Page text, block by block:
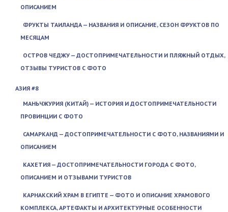
ОПИСАНИЕМ
ФРУКТЫ ТАИЛАНДА — НАЗВАНИЯ И ОПИСАНИЕ, СЕЗОН ФРУКТОВ ПО
МЕСЯЦАМ
ОСТРОВ ЧЕДЖУ — ДОСТОПРИМЕЧАТЕЛЬНОСТИ И ПЛЯЖНЫЙ ОТДЫХ,
ОТЗЫВЫ ТУРИСТОВ С ФОТО
АЗИЯ #8
МАНЬЧЖУРИЯ (КИТАЙ) — ИСТОРИЯ И ДОСТОПРИМЕЧАТЕЛЬНОСТИ
ПРОВИНЦИИ С ФОТО
САМАРКАНД — ДОСТОПРИМЕЧАТЕЛЬНОСТИ С ФОТО, НАЗВАНИЯМИ И
ОПИСАНИЕМ
КАХЕТИЯ — ДОСТОПРИМЕЧАТЕЛЬНОСТИ ГОРОДА С ФОТО,
ОПИСАНИЕМ И ОТЗЫВАМИ ТУРИСТОВ
КАРНАКСКИЙ ХРАМ В ЕГИПТЕ — ФОТО И ОПИСАНИЕ ХРАМОВОГО
КОМПЛЕКСА, АРТЕФАКТЫ И АРХИТЕКТУРНЫЕ ОСОБЕННОСТИ